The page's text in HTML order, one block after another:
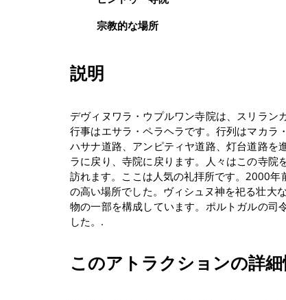
宗教的な場所
説明
デヴィヌワラ・ウプルワン寺院は、スリラ
行事はエサラ・ペラヘラです。行列はマカラ
ハサナ道路、アンピティヤ道路、灯台道路を
ラに戻り、寺院に戻ります。人々はこの寺院
訪れます。ここは人気の礼拝所です。2000
の高い場所でした。ヴィシュヌ神を祀る壮大
物の一部を構成しています。ポルトガルの司
した。.
このアトラクションの詳細